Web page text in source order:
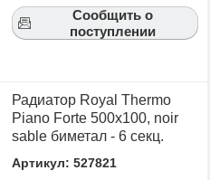
Сообщить о
поступлении
Радиатор Royal Thermo
Piano Forte 500х100, noir
sable биметал - 6 секц.
Артикул: 527821